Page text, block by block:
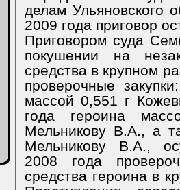
делам Ульяновского
2009 года приговор
Приговором суда
покушении на
средства в крупном
проверочные
массой 0,551 г
года героина
Мельникову В.А., а
Мельникову В.А.,
2008 года
средства героина в